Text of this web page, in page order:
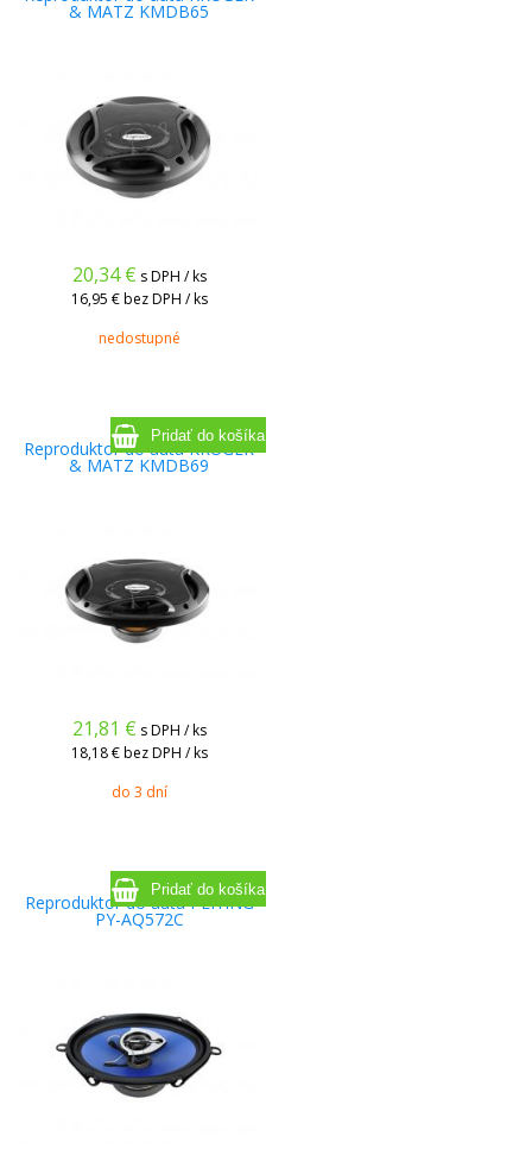
& MATZ KMDB65
20,34 € s DPH / ks
16,95 € bez DPH / ks
nedostupné
Reproduktor do auta KRUGER
& MATZ KMDB69
21,81 € s DPH / ks
18,18 € bez DPH / ks
do 3 dní
Reproduktor do auta PEIYING
PY-AQ572C